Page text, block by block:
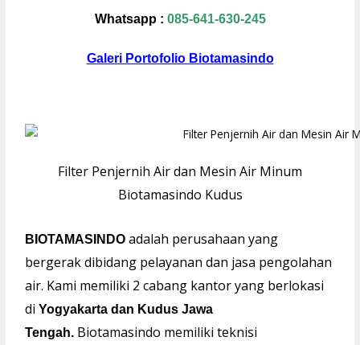
Whatsapp : 085-641-630-245
Galeri Portofolio Biotamasindo
Filter Penjernih Air dan Mesin Air Minum
Biotamasindo Kudus
BIOTAMASINDOadalah perusahaan yang
bergerak dibidang pelayanan dan jasa pengolahan
air. Kami memiliki 2 cabang kantor yang berlokasi
diYogyakarta dan Kudus Jawa
Tengah. Biotamasindo memiliki teknisi